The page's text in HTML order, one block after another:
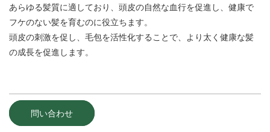
あらゆる髪質に適しており、頭皮の自然な血行を促進し、健康で
フケのない髪を育むのに役立ちます。
頭皮の刺激を促し、毛包を活性化することで、より太く健康な髪
の成長を促進します。
問い合わせ